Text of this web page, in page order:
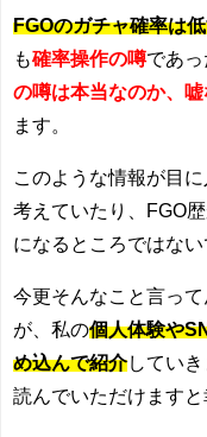
FGOのガチャ確率は
も確率操作の噂であっ
の噂は本当なのか、嘘
ます。
このような情報が目
考えていたり、FGO
になるところではない
今更そんなこと言っ
が、私の個人体験や
め込んで紹介してい
読んでいただけますと